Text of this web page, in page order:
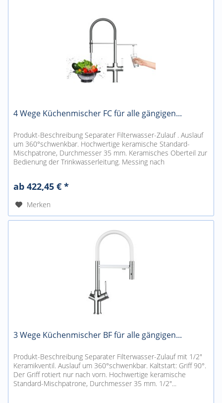
4 Wege Küchenmischer FC für alle gängigen...
Produkt-Beschreibung Separater Filterwasser-Zulauf . Auslauf
um 360°schwenkbar. Hochwertige keramische Standard-
Mischpatrone, Durchmesser 35 mm. Keramisches Oberteil zur
Bedienung der Trinkwasserleitung. Messing nach
ab 422,45 € *
Merken
3 Wege Küchenmischer BF für alle gängigen...
Produkt-Beschreibung Separater Filterwasser-Zulauf mit 1/2"
Keramikventil. Auslauf um 360°schwenkbar. Kaltstart: Griff 90°.
Der Griff rotiert nur nach vorn. Hochwertige keramische
Standard-Mischpatrone, Durchmesser 35 mm. 1/2"...